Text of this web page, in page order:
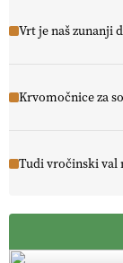
Vrt je naš zunanji
Krvomočnice za
Tudi vročinski val